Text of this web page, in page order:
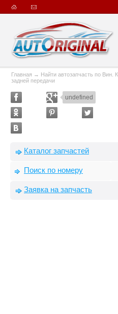
Главная → Найти автозапчасть по Вин.
задней передачи
undefined
Каталог запчастей
Поиск по номеру
Заявка на запчасть